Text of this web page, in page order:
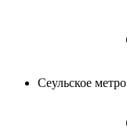
Сеульское метро